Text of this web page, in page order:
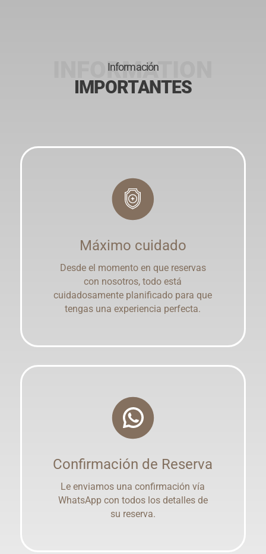
Información
IMPORTANTES
Máximo cuidado
Desde el momento en que reservas
con nosotros, todo está
cuidadosamente planificado para que
tengas una experiencia perfecta.
Confirmación de Reserva
Le enviamos una confirmación vía
WhatsApp con todos los detalles de
su reserva.